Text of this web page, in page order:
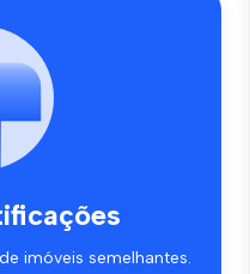
imóveis semelhantes.